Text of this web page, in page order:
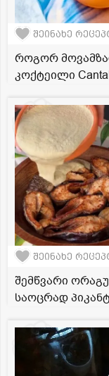
შეინახე
როგორ
კოქტეილი
შეინახე
შემწვარი
საოცრად